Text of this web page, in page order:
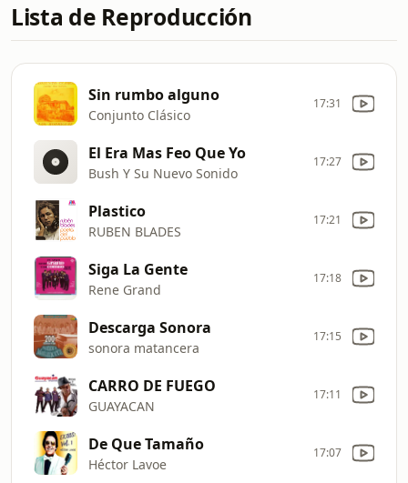
Lista de Reproducción
Sin rumbo alguno
Conjunto Clásico
17:31
El Era Mas Feo Que Yo
Bush Y Su Nuevo Sonido
17:27
Plastico
RUBEN BLADES
17:21
Siga La Gente
Rene Grand
17:18
Descarga Sonora
sonora matancera
17:15
CARRO DE FUEGO
GUAYACAN
17:11
De Que Tamaño
Héctor Lavoe
17:07